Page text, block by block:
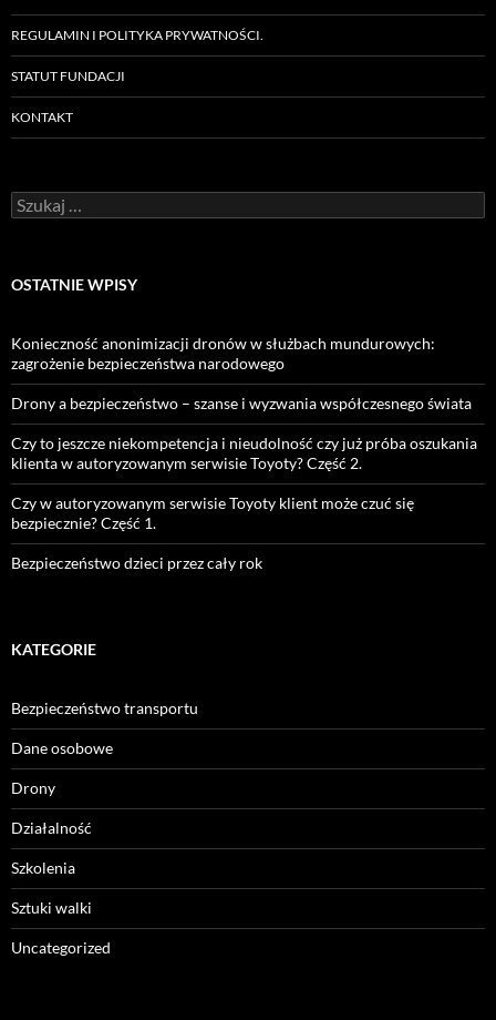
REGULAMIN I POLITYKA PRYWATNOŚCI.
STATUT FUNDACJI
KONTAKT
Szukaj:
OSTATNIE WPISY
Konieczność anonimizacji dronów w służbach mundurowych:
zagrożenie bezpieczeństwa narodowego
Drony a bezpieczeństwo – szanse i wyzwania współczesnego świata
Czy to jeszcze niekompetencja i nieudolność czy już próba oszukania
klienta w autoryzowanym serwisie Toyoty? Część 2.
Czy w autoryzowanym serwisie Toyoty klient może czuć się
bezpiecznie? Część 1.
Bezpieczeństwo dzieci przez cały rok
KATEGORIE
Bezpieczeństwo transportu
Dane osobowe
Drony
Działalność
Szkolenia
Sztuki walki
Uncategorized